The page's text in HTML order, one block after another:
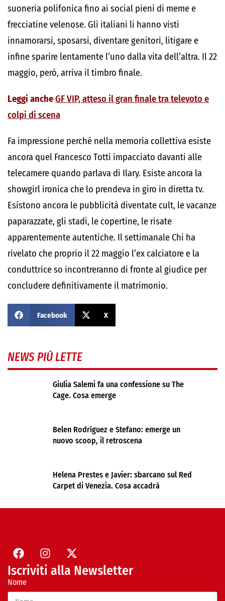
suoneria polifonica fino ai social pieni di meme e
frecciatine velenose. Gli italiani li hanno visti
innamorarsi, sposarsi, diventare genitori, litigare e
infine sparire lentamente l’uno dalla vita dell’altra. Il 22
maggio, però, arriva il timbro finale.
Leggi ancheGF VIP, atteso il gran finale tra televoto e
colpi di scena
Fa impressione perché nella memoria collettiva esiste
ancora quel Francesco Totti impacciato davanti alle
telecamere quando parlava di Ilary. Esiste ancora la
showgirl ironica che lo prendeva in giro in diretta tv.
Esistono ancora le pubblicità diventate cult, le vacanze
paparazzate, gli stadi, le copertine, le risate
apparentemente autentiche. Il settimanale Chi ha
rivelato che proprio il 22 maggio l’ex calciatore e la
conduttrice so incontreranno di fronte al giudice per
concludere definitivamente il matrimonio.
Facebook X
NEWS PIÙ LETTE
Giulia Salemi fa una confessione su The
Cage. Cosa emerge
Belen Rodríguez e Stefano: emerge un
nuovo scoop, il retroscena
Helena Prestes e Javier: sbarcano sul Red
Carpet di Venezia. Cosa accadrà
Iscriviti alla Newsletter
Nome